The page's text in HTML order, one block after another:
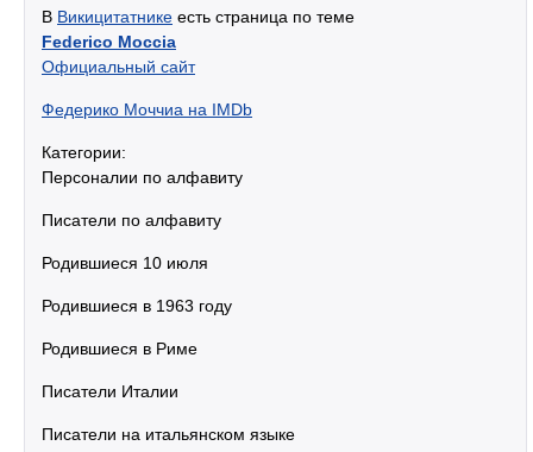
В Викицитатнике есть страница по теме
Federico Moccia
Официальный сайт
Федерико Моччиа на IMDb
Категории:
Персоналии по алфавиту
Писатели по алфавиту
Родившиеся 10 июля
Родившиеся в 1963 году
Родившиеся в Риме
Писатели Италии
Писатели на итальянском языке